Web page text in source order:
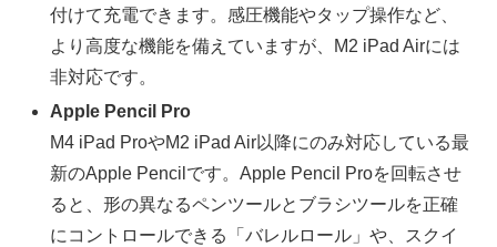
付けて充電できます。感圧機能やタップ操作など、
より高度な機能を備えていますが、M2 iPad Airには
非対応です。
Apple Pencil Pro
M4 iPad ProやM2 iPad Air以降にのみ対応している最
新のApple Pencilです。Apple Pencil Proを回転させ
ると、形の異なるペンツールとブラシツールを正確
にコントロールできる「バレルロール」や、スクイ